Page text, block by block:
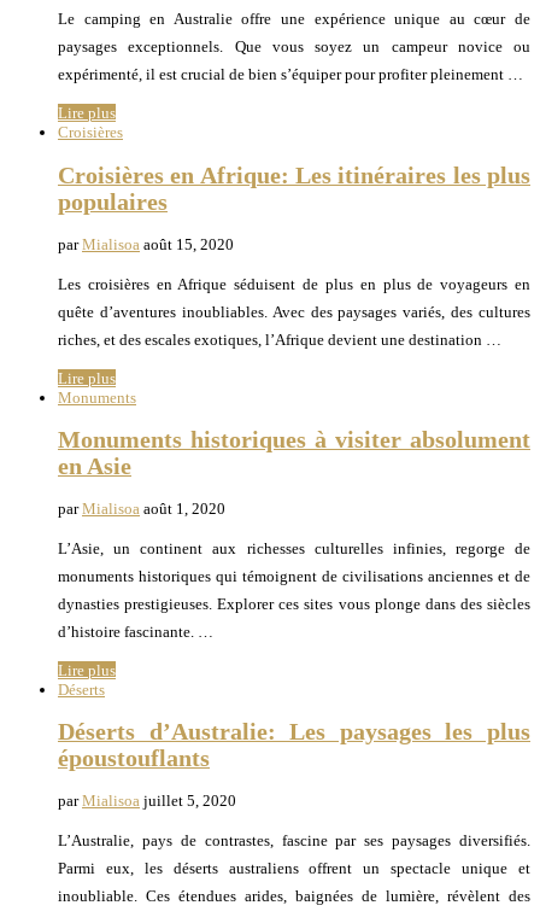
Le camping en Australie offre une expérience unique au cœur de
paysages exceptionnels. Que vous soyez un campeur novice ou
expérimenté, il est crucial de bien s’équiper pour profiter pleinement …
Lire plus
Croisières
Croisières en Afrique: Les itinéraires les plus
populaires
parMialisoa août 15, 2020
Les croisières en Afrique séduisent de plus en plus de voyageurs en
quête d’aventures inoubliables. Avec des paysages variés, des cultures
riches, et des escales exotiques, l’Afrique devient une destination …
Lire plus
Monuments
Monuments historiques à visiter absolument
en Asie
parMialisoa août 1, 2020
L’Asie, un continent aux richesses culturelles infinies, regorge de
monuments historiques qui témoignent de civilisations anciennes et de
dynasties prestigieuses. Explorer ces sites vous plonge dans des siècles
d’histoire fascinante. …
Lire plus
Déserts
Déserts d’Australie: Les paysages les plus
époustouflants
parMialisoa juillet 5, 2020
L’Australie, pays de contrastes, fascine par ses paysages diversifiés.
Parmi eux, les déserts australiens offrent un spectacle unique et
inoubliable. Ces étendues arides, baignées de lumière, révèlent des